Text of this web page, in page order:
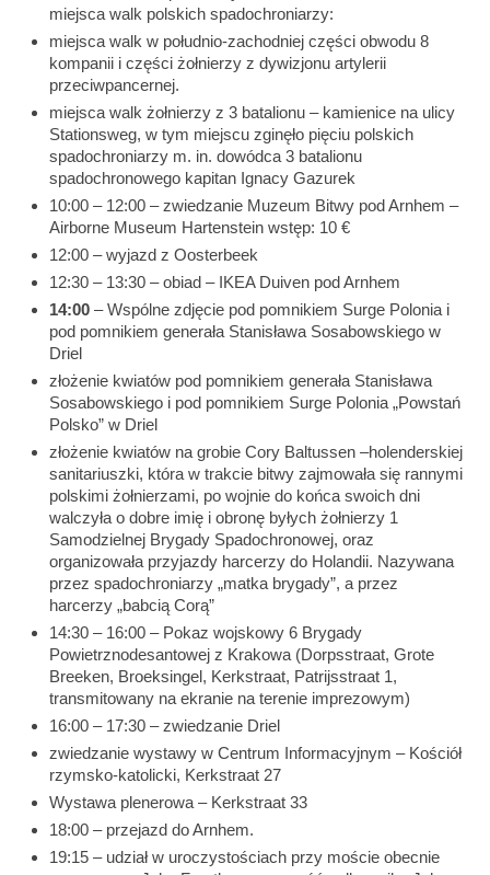
miejsca walk polskich spadochroniarzy:
miejsca walk w południo-zachodniej części obwodu 8
kompanii i części żołnierzy z dywizjonu artylerii
przeciwpancernej.
miejsca walk żołnierzy z 3 batalionu – kamienice na ulicy
Stationsweg, w tym miejscu zginęło pięciu polskich
spadochroniarzy m. in. dowódca 3 batalionu
spadochronowego kapitan Ignacy Gazurek
10:00 – 12:00 – zwiedzanie Muzeum Bitwy pod Arnhem –
Airborne Museum Hartenstein wstęp: 10 €
12:00 – wyjazd z Oosterbeek
12:30 – 13:30 – obiad – IKEA Duiven pod Arnhem
14:00 – Wspólne zdjęcie pod pomnikiem Surge Polonia i
pod pomnikiem generała Stanisława Sosabowskiego w
Driel
złożenie kwiatów pod pomnikiem generała Stanisława
Sosabowskiego i pod pomnikiem Surge Polonia „Powstań
Polsko” w Driel
złożenie kwiatów na grobie Cory Baltussen –holenderskiej
sanitariuszki, która w trakcie bitwy zajmowała się rannymi
polskimi żołnierzami, po wojnie do końca swoich dni
walczyła o dobre imię i obronę byłych żołnierzy 1
Samodzielnej Brygady Spadochronowej, oraz
organizowała przyjazdy harcerzy do Holandii. Nazywana
przez spadochroniarzy „matka brygady”, a przez
harcerzy „babcią Corą”
14:30 – 16:00 – Pokaz wojskowy 6 Brygady
Powietrznodesantowej z Krakowa (Dorpsstraat, Grote
Breeken, Broeksingel, Kerkstraat, Patrijsstraat 1,
transmitowany na ekranie na terenie imprezowym)
16:00 – 17:30 – zwiedzanie Driel
zwiedzanie wystawy w Centrum Informacyjnym – Kościół
rzymsko-katolicki, Kerkstraat 27
Wystawa plenerowa – Kerkstraat 33
18:00 – przejazd do Arnhem.
19:15 – udział w uroczystościach przy moście obecnie